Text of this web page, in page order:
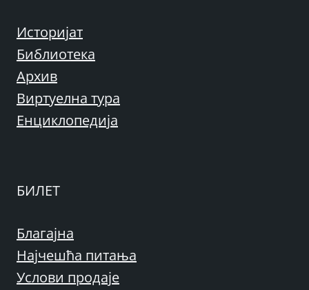
Историјат
Библиотека
Архив
Виртуелна тура
Енциклопедија
БИЛЕТ
Благајна
Најчешћа питања
Услови продаје